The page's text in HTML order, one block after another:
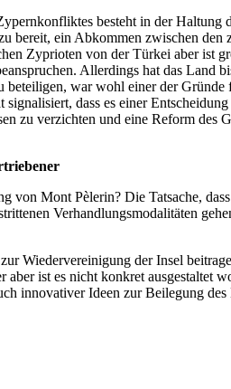
besteht in der
bereit, ein Abkommen zwischen
Zyprioten von der Türkei aber ist
Allerdings hat das Land
beteiligen, war wohl einer der
dass es einer
zu verzichten und eine Reform
von Mont Pèlerin? Die Tatsache,
Verhandlungsmodalitäten
Wiedervereinigung der Insel
ist es nicht konkret
innovativer Ideen zur Beilegung